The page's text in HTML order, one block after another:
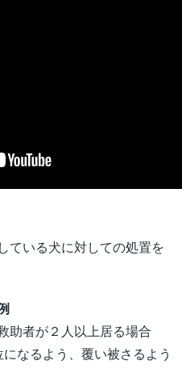
ている犬に対しての処置を
助者が２人以上居る場合
なるよう、覆い被さるよう